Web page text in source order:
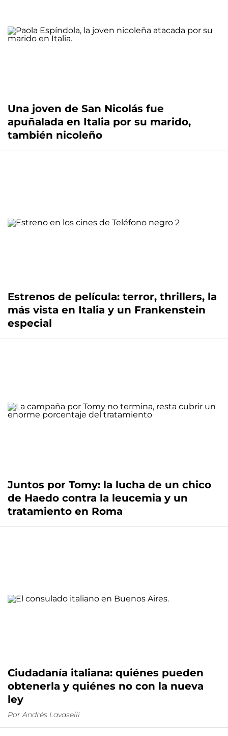
Una joven de San Nicolás fue
apuñalada en Italia por su marido,
también nicoleño
Estrenos de película: terror, thrillers, la
más vista en Italia y un Frankenstein
especial
Juntos por Tomy: la lucha de un chico
de Haedo contra la leucemia y un
tratamiento en Roma
Ciudadanía italiana: quiénes pueden
obtenerla y quiénes no con la nueva
ley
Por Andrés Lavaselli